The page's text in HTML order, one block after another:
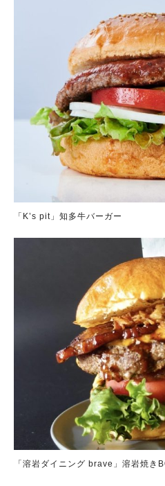
「K’s pit」知多牛バーガー
「溶岩ダイニング brave」溶岩焼き